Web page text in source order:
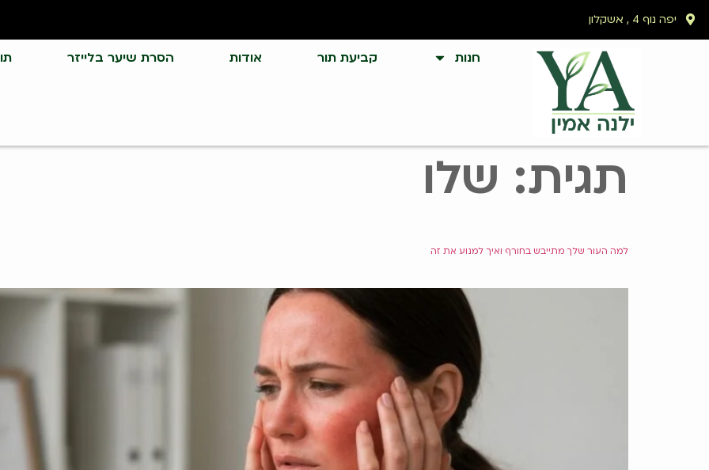
יפה נוף 4 , אשקלון
חנות קביעת תור אודות הסרת שיער בלייזר
תגית: שלו
למה העור שלך מתייבש בחורף ואיך למנוע את זה